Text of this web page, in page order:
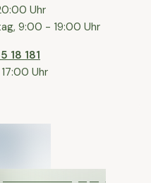
Uhr
9:00 - 19:00 Uhr
18 181
Uhr